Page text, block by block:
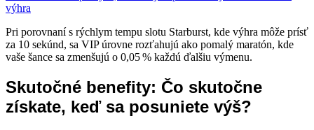
výhra
Pri porovnaní s rýchlym tempu slotu Starburst, kde výhra môže prísť
za 10 sekúnd, sa VIP úrovne rozťahujú ako pomalý maratón, kde
vaše šance sa zmenšujú o 0,05 % každú ďalšiu výmenu.
Skutočné benefity: Čo skutočne
získate, keď sa posuniete výš?